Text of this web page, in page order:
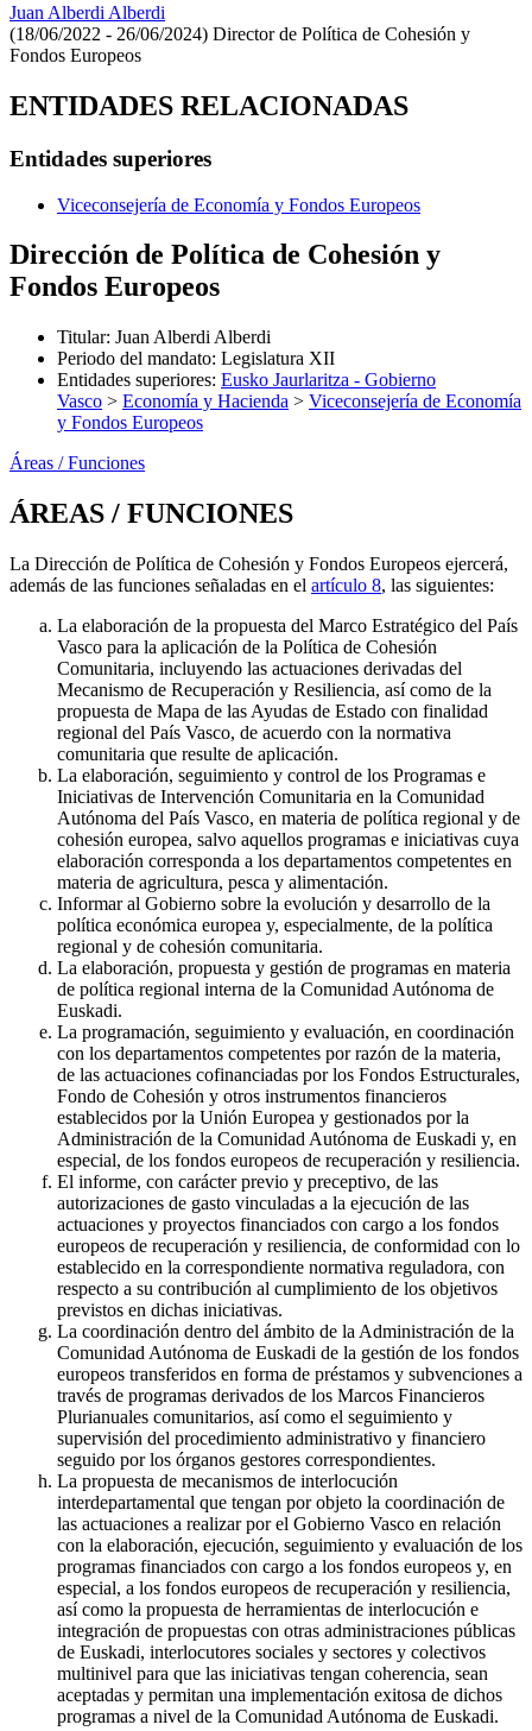
Juan Alberdi Alberdi
(18/06/2022 - 26/06/2024) Director de Política de Cohesión y
Fondos Europeos
ENTIDADES RELACIONADAS
Entidades superiores
Viceconsejería de Economía y Fondos Europeos
Dirección de Política de Cohesión y
Fondos Europeos
Titular: Juan Alberdi Alberdi
Periodo del mandato: Legislatura XII
Entidades superiores: Eusko Jaurlaritza - Gobierno
Vasco > Economía y Hacienda > Viceconsejería de Economía
y Fondos Europeos
Áreas / Funciones
ÁREAS / FUNCIONES
La Dirección de Política de Cohesión y Fondos Europeos ejercerá,
además de las funciones señaladas en el artículo 8, las siguientes:
La elaboración de la propuesta del Marco Estratégico del País
Vasco para la aplicación de la Política de Cohesión
Comunitaria, incluyendo las actuaciones derivadas del
Mecanismo de Recuperación y Resiliencia, así como de la
propuesta de Mapa de las Ayudas de Estado con finalidad
regional del País Vasco, de acuerdo con la normativa
comunitaria que resulte de aplicación.
La elaboración, seguimiento y control de los Programas e
Iniciativas de Intervención Comunitaria en la Comunidad
Autónoma del País Vasco, en materia de política regional y de
cohesión europea, salvo aquellos programas e iniciativas cuya
elaboración corresponda a los departamentos competentes en
materia de agricultura, pesca y alimentación.
Informar al Gobierno sobre la evolución y desarrollo de la
política económica europea y, especialmente, de la política
regional y de cohesión comunitaria.
La elaboración, propuesta y gestión de programas en materia
de política regional interna de la Comunidad Autónoma de
Euskadi.
La programación, seguimiento y evaluación, en coordinación
con los departamentos competentes por razón de la materia,
de las actuaciones cofinanciadas por los Fondos Estructurales,
Fondo de Cohesión y otros instrumentos financieros
establecidos por la Unión Europea y gestionados por la
Administración de la Comunidad Autónoma de Euskadi y, en
especial, de los fondos europeos de recuperación y resiliencia.
El informe, con carácter previo y preceptivo, de las
autorizaciones de gasto vinculadas a la ejecución de las
actuaciones y proyectos financiados con cargo a los fondos
europeos de recuperación y resiliencia, de conformidad con lo
establecido en la correspondiente normativa reguladora, con
respecto a su contribución al cumplimiento de los objetivos
previstos en dichas iniciativas.
La coordinación dentro del ámbito de la Administración de la
Comunidad Autónoma de Euskadi de la gestión de los fondos
europeos transferidos en forma de préstamos y subvenciones a
través de programas derivados de los Marcos Financieros
Plurianuales comunitarios, así como el seguimiento y
supervisión del procedimiento administrativo y financiero
seguido por los órganos gestores correspondientes.
La propuesta de mecanismos de interlocución
interdepartamental que tengan por objeto la coordinación de
las actuaciones a realizar por el Gobierno Vasco en relación
con la elaboración, ejecución, seguimiento y evaluación de los
programas financiados con cargo a los fondos europeos y, en
especial, a los fondos europeos de recuperación y resiliencia,
así como la propuesta de herramientas de interlocución e
integración de propuestas con otras administraciones públicas
de Euskadi, interlocutores sociales y sectores y colectivos
multinivel para que las iniciativas tengan coherencia, sean
aceptadas y permitan una implementación exitosa de dichos
programas a nivel de la Comunidad Autónoma de Euskadi.